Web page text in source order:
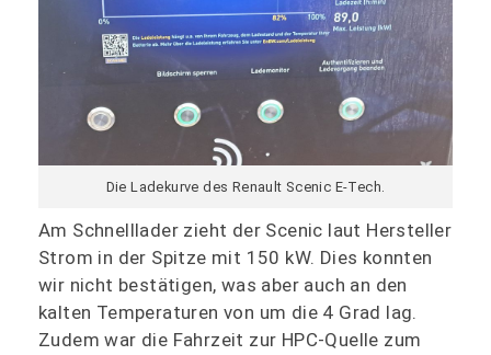
Die Ladekurve des Renault Scenic E-Tech.
Am Schnelllader zieht der Scenic laut Hersteller
Strom in der Spitze mit 150 kW. Dies konnten
wir nicht bestätigen, was aber auch an den
kalten Temperaturen von um die 4 Grad lag.
Zudem war die Fahrzeit zur HPC-Quelle zum